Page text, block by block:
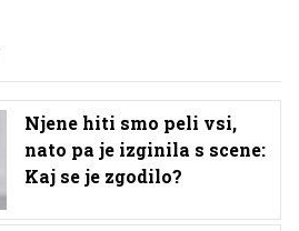
Njene hiti smo peli vsi,
nato pa je izginila s scene:
Kaj se je zgodilo?